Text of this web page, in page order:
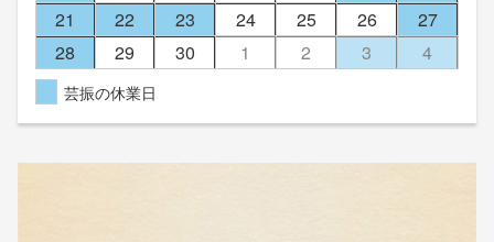
21
22 23 24 25 26
27
28
29 30 1 2 3 4
芸振の休業日